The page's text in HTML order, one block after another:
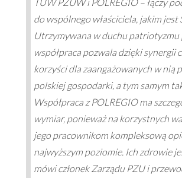
do wspólnego właściciela, jakim jest
Utrzymywana w duchu patriotyzmu
współpraca pozwala dzięki synergii
korzyści dla zaangażowanych w nią
polskiej gospodarki, a tym samym
Współpraca z POLREGIO ma
wymiar, ponieważ na korzystnych
jego pracownikom kompleksową
najwyższym poziomie. Ich zdrowie
mówi członek Zarządu PZU i